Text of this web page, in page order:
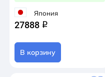
Япония
27888 q
В корзину